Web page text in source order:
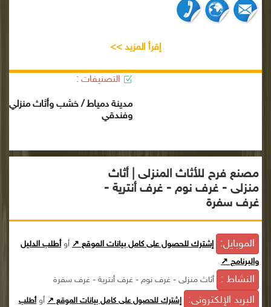
إقرأ المزيد >>
التصنيفات :
مدينة دمياط / خشب وأثاث منزلي
وفندقي
مصنع فرح للأثاث المنزلى | أثاث
منزلى - غرف نوم - غرف أنترية -
غرف سفرة
الموبايل: إشترك للحصول على كامل بيانات الموقع ↗ أوأطلب الدليل
والبرنامج ↗
النشاط : أثاث منزلى - غرف نوم - غرف أنترية - غرف سفرة
البريد الإلكترونى: إشترك للحصول على كامل بيانات الموقع ↗ أوأطلب